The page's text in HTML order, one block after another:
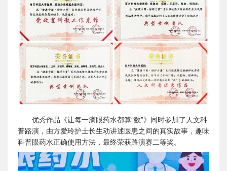
优秀作品《让每一滴眼药水都算“数”》同时参加了人文科
普路演，由方爱玲护士长生动讲述医患之间的真实故事，趣味
科普眼药水正确使用方法，最终荣获路演赛二等奖。